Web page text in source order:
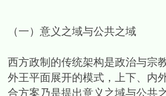
（一）意义之域与公共之域
西方政制的传统架构是政治与宗
外王平面展开的模式，上下、内
合方案乃是提出意义之域与公共